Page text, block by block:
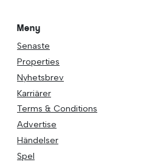
Meny
Senaste
Properties
Nyhetsbrev
Karriärer
Terms & Conditions
Advertise
Händelser
Spel